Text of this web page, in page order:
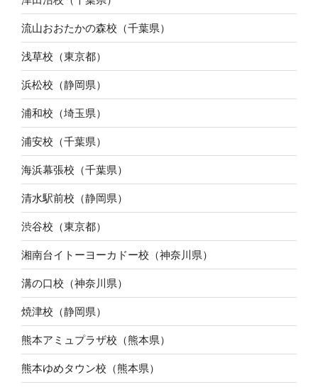
流山おおたかの森校（千葉県）
浅草校（東京都）
浜松校（静岡県）
浦和校（埼玉県）
浦安校（千葉県）
海浜幕張校（千葉県）
清水駅前校（静岡県）
渋谷校（東京都）
湘南台イトーヨーカドー校（神奈川県）
溝の口校（神奈川県）
焼津校（静岡県）
熊本アミュプラザ校（熊本県）
熊本ゆめタウン校（熊本県）